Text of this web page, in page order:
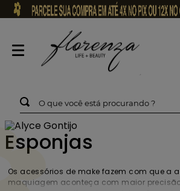
O que você está procurando ?
Esponjas
Os acessórios de make fazem com que a
maquiagem aconteça com maior